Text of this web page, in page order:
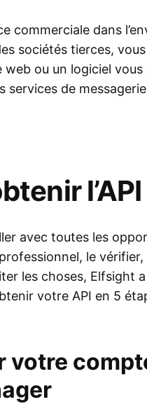
commerciale dans
sociétés tierces,
web ou un logiciel
services de
avec toutes les
le
les choses, Elfsight
votre API en 5
votre